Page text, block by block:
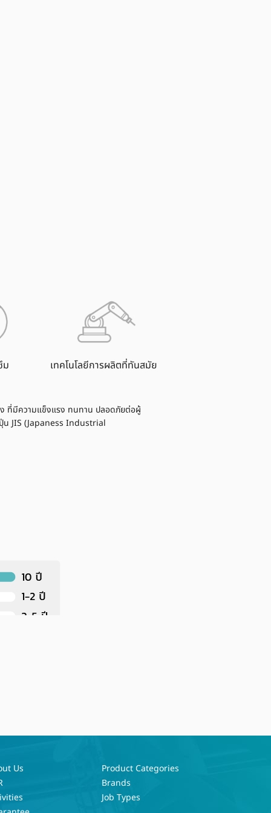
ม เทคโนโลยีการผลิตที่ทันสมัย
ที่มีความแข็งแรง ทนทาน ปลอดภัยต่อผู้
น JIS (Japaness Industrial
Us
Product Categories
Brands
Job Types